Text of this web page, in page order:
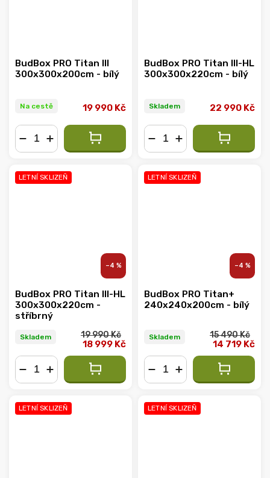
BudBox PRO Titan III
300x300x200cm - bílý
Na cestě 19 990 Kč
BudBox PRO Titan III-HL
300x300x220cm - bílý
Skladem 22 990 Kč
LETNÍ SKLIZEŇ
–4 %
BudBox PRO Titan III-HL
300x300x220cm -
stříbrný
Skladem 19 990 Kč
18 999 Kč
LETNÍ SKLIZEŇ
–4 %
BudBox PRO Titan+
240x240x200cm - bílý
Skladem 15 490 Kč
14 719 Kč
LETNÍ SKLIZEŇ LETNÍ SKLIZEŇ